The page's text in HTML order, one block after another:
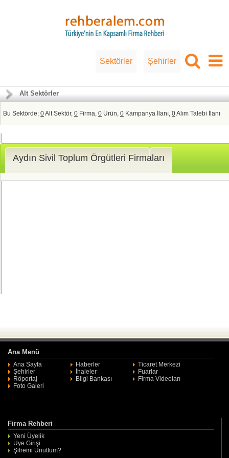
Sektörler Şehirler
Alt Sektörler
Bu Sektörde; 0Alt Sektör, 0 Firma, 0 Ürün, 0 Kampanya İlanı, 0Alım Talebi İlanı
Aydın Sivil Toplum Örgütleri Firmaları
Ana Menü
Ana Sayfa Haberler
Ticaret Merkezi
Şehirler
İhaleler
Fuarlar
Röportaj
Bilgi Bankası
Firma Videoları
Foto Galeri
Firma Rehberi
Yeni Üyelik
Üye Girişi
Şifremi Unuttum?